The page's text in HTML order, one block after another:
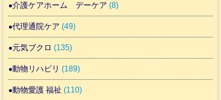
介護ケアホーム デーケア (8)
代理通院ケア (49)
元気ブクロ (135)
動物リハビリ (189)
動物愛護 福祉 (110)